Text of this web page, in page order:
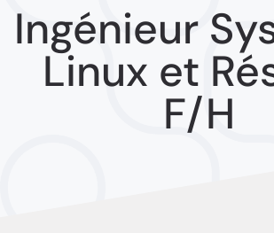
Ingénieur
Linux et
F/H